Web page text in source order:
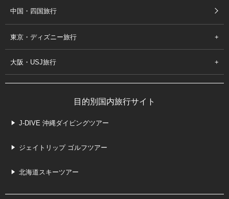
中国・四国旅行
東京・ディズニー旅行
大阪・USJ旅行
目的別国内旅行サイト
J-DIVE 沖縄ダイビングツアー
ジェイトリップ ゴルフツアー
北海道スキーツアー